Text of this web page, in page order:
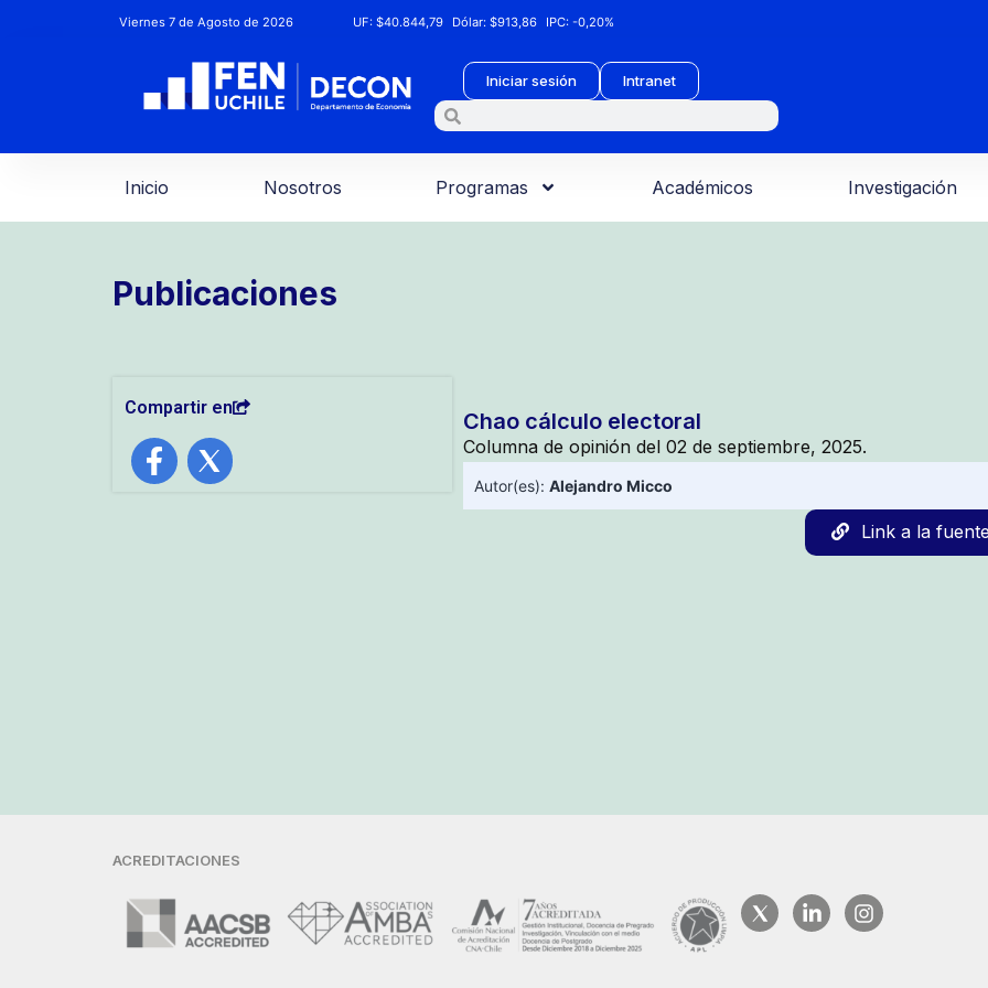
Viernes 7 de Agosto de 2026 UF:$40.844,79 Dólar:$913,86 IPC:-0,20%
Iniciar sesión Intranet
Inicio Nosotros Programas Académicos Investigación
Publicaciones
Compartir en
Chao cálculo electoral
Columna de opinión del 02 de septiembre, 2025.
Autor(es): Alejandro Micco
Link a la
ACREDITACIONES